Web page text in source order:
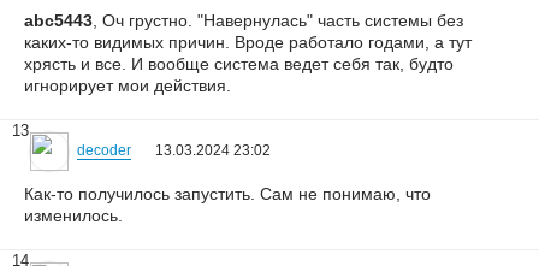
abc5443 , Оч грустно. "Навернулась" часть системы без
каких-то видимых причин. Вроде работало годами, а тут
хрясть и все. И вообще система ведет себя так, будто
игнорирует мои действия.
13
decoder 13.03.2024 23:02
Как-то получилось запустить. Сам не понимаю, что
изменилось.
14